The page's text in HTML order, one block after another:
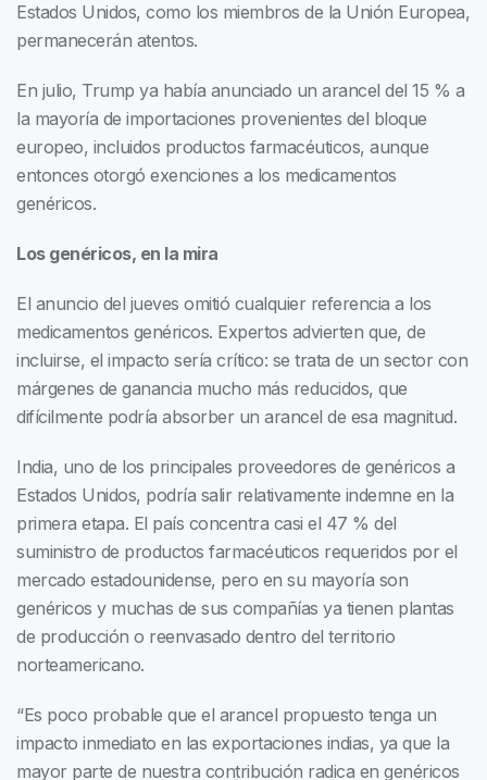
Estados Unidos, como los miembros de la Unión Europea,
permanecerán atentos.
En julio, Trump ya había anunciado un arancel del 15 % a
la mayoría de importaciones provenientes del bloque
europeo, incluidos productos farmacéuticos, aunque
entonces otorgó exenciones a los medicamentos
genéricos.
Los genéricos, en la mira
El anuncio del jueves omitió cualquier referencia a los
medicamentos genéricos. Expertos advierten que, de
incluirse, el impacto sería crítico: se trata de un sector con
márgenes de ganancia mucho más reducidos, que
difícilmente podría absorber un arancel de esa magnitud.
India, uno de los principales proveedores de genéricos a
Estados Unidos, podría salir relativamente indemne en la
primera etapa. El país concentra casi el 47 % del
suministro de productos farmacéuticos requeridos por el
mercado estadounidense, pero en su mayoría son
genéricos y muchas de sus compañías ya tienen plantas
de producción o reenvasado dentro del territorio
norteamericano.
“Es poco probable que el arancel propuesto tenga un
impacto inmediato en las exportaciones indias, ya que la
mayor parte de nuestra contribución radica en genéricos